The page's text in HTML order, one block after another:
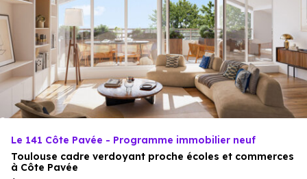
Le 141 Côte Pavée - Programme immobilier neuf
Toulouse cadre verdoyant proche écoles et commerces
à Côte Pavée